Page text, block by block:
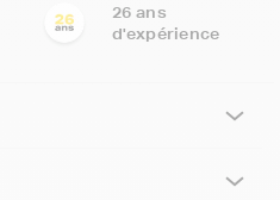
26 ans
d'expérience